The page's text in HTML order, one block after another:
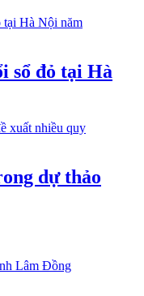
sổ đỏ tại Hà
dự thảo